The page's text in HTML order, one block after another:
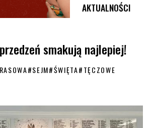
AKTUALNOŚCI
smakują najlepiej!
#SEJM#ŚWIĘTA#TĘCZOWE